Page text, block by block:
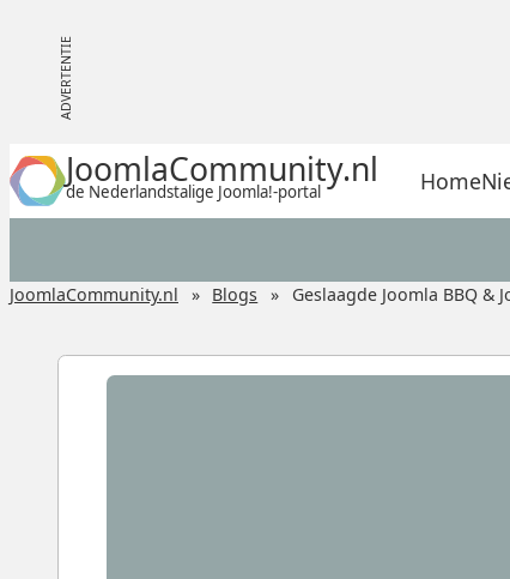
JoomlaCommunity.nl
de Nederlandstalige Joomla!-portal Home
JoomlaCommunity.nl Blogs Geslaagde Joomla BBQ &